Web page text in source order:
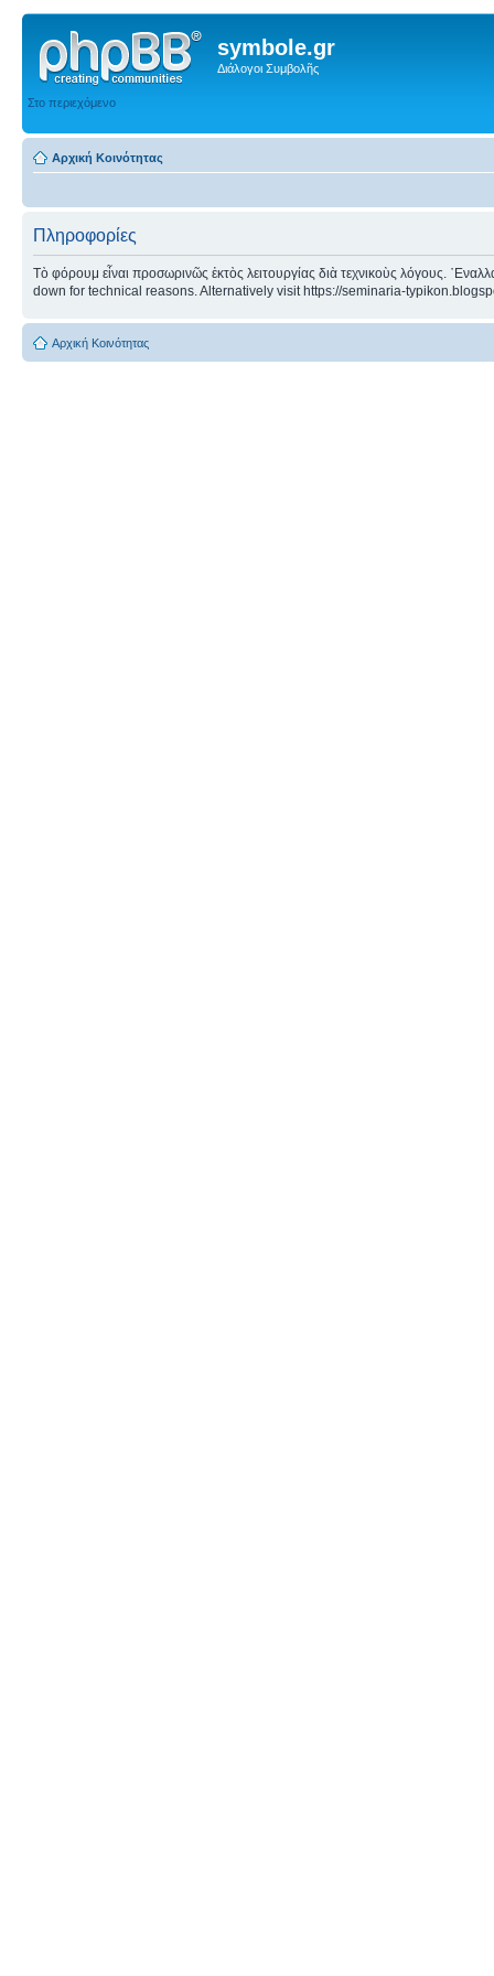
symbole.gr
Διάλογοι Συμβολῆς
Στο περιεχόμενο
Αρχική Κοινότητας
Πληροφορίες
Τὸ φόρουμ εἶναι προσωρινῶς ἐκτὸς λειτουργίας διὰ τεχνικοὺς λόγους.
down for technical reasons. Alternatively visit https://seminaria-
Αρχική Κοινότητας